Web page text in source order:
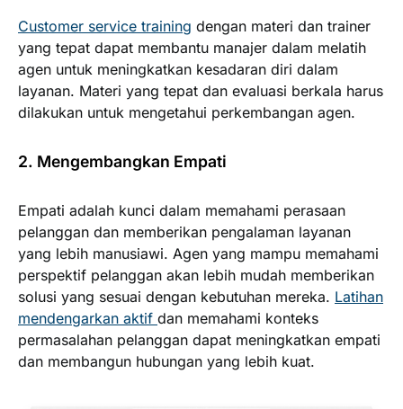
Customer service training dengan materi dan trainer
yang tepat dapat membantu manajer dalam melatih
agen untuk meningkatkan kesadaran diri dalam
layanan. Materi yang tepat dan evaluasi berkala harus
dilakukan untuk mengetahui perkembangan agen.
2. Mengembangkan Empati
Empati adalah kunci dalam memahami perasaan
pelanggan dan memberikan pengalaman layanan
yang lebih manusiawi. Agen yang mampu memahami
perspektif pelanggan akan lebih mudah memberikan
solusi yang sesuai dengan kebutuhan mereka. Latihan
mendengarkan aktif dan memahami konteks
permasalahan pelanggan dapat meningkatkan empati
dan membangun hubungan yang lebih kuat.